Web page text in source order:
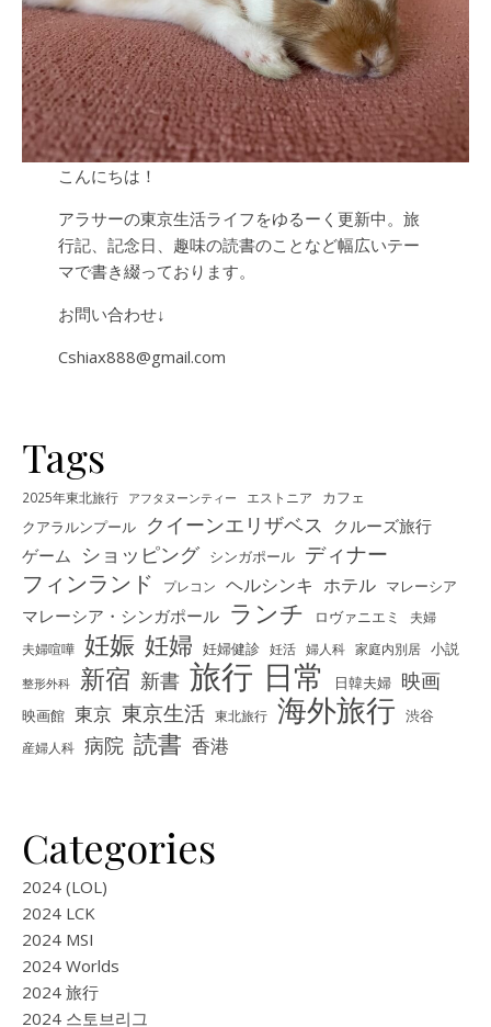
こんにちは！
アラサーの東京生活ライフをゆるーく更新中。旅
行記、記念日、趣味の読書のことなど幅広いテー
マで書き綴っております。
お問い合わせ↓
Cshiax888@gmail.com
Tags
2025年東北旅行 アフタヌーンティー エストニア カフェ
クアラルンプール クイーンエリザベス
クルーズ旅行
ゲーム ショッピング シンガポール ディナー
フィンランド プレコン ヘルシンキ ホテル マレーシア
マレーシア・シンガポール ランチ ロヴァニエミ
夫婦
夫婦喧嘩 妊娠 妊婦 妊婦健診 妊活 婦人科 家庭内別居 小説
整形外科 新宿 新書 旅行 日常 日韓夫婦 映画
映画館 東京 東京生活 東北旅行 海外旅行 渋谷
産婦人科 病院 読書 香港
Categories
2024 (LOL)
2024 LCK
2024 MSI
2024 Worlds
2024 旅行
2024 스토브리그